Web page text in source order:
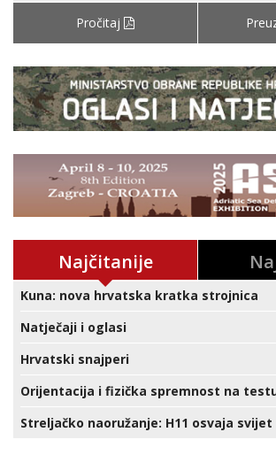
Pročitaj
Najčitanije
Kuna: nova hrvatska kratka strojnica
Natječaji i oglasi
Hrvatski snajperi
Orijentacija i fizička spremnost na
Streljačko naoružanje: H11 osvaja svijet